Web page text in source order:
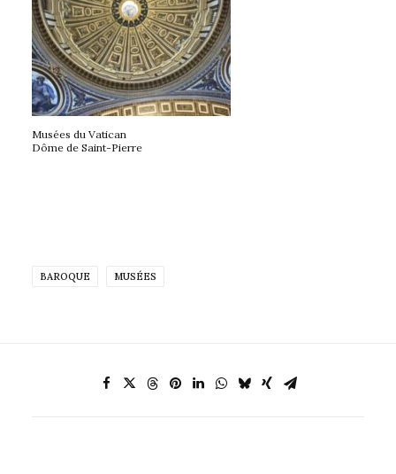
Musées du Vatican
Dôme de Saint-Pierre
BAROQUE MUSÉES